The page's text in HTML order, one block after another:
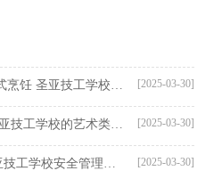
[2025-03-30]
[2025-03-30]
[2025-03-30]